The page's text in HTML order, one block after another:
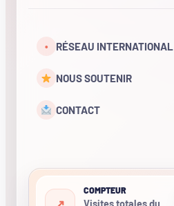
• RÉSEAU INTERNATIONAL
NOUS SOUTENIR
CONTACT
COMPTEUR
Visites totales du